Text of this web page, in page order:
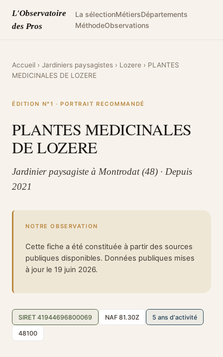
L'Observatoire
des Pros
La sélectionMétiersDépartements
MéthodeObservations
Accueil › Jardiniers paysagistes › Lozere › PLANTES
MEDICINALES DE LOZERE
ÉDITION N°1 · PORTRAIT RECOMMANDÉ
PLANTES MEDICINALES
DE LOZERE
Jardinier paysagiste à Montrodat (48) · Depuis
2021
NOTRE OBSERVATION
Cette fiche a été constituée à partir des sources
publiques disponibles. Données publiques mises
à jour le 19 juin 2026.
SIRET 41944696800069 NAF 81.30Z 5 ans d'activité
48100